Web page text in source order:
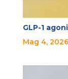
GLP-1
Mag 4, 2026